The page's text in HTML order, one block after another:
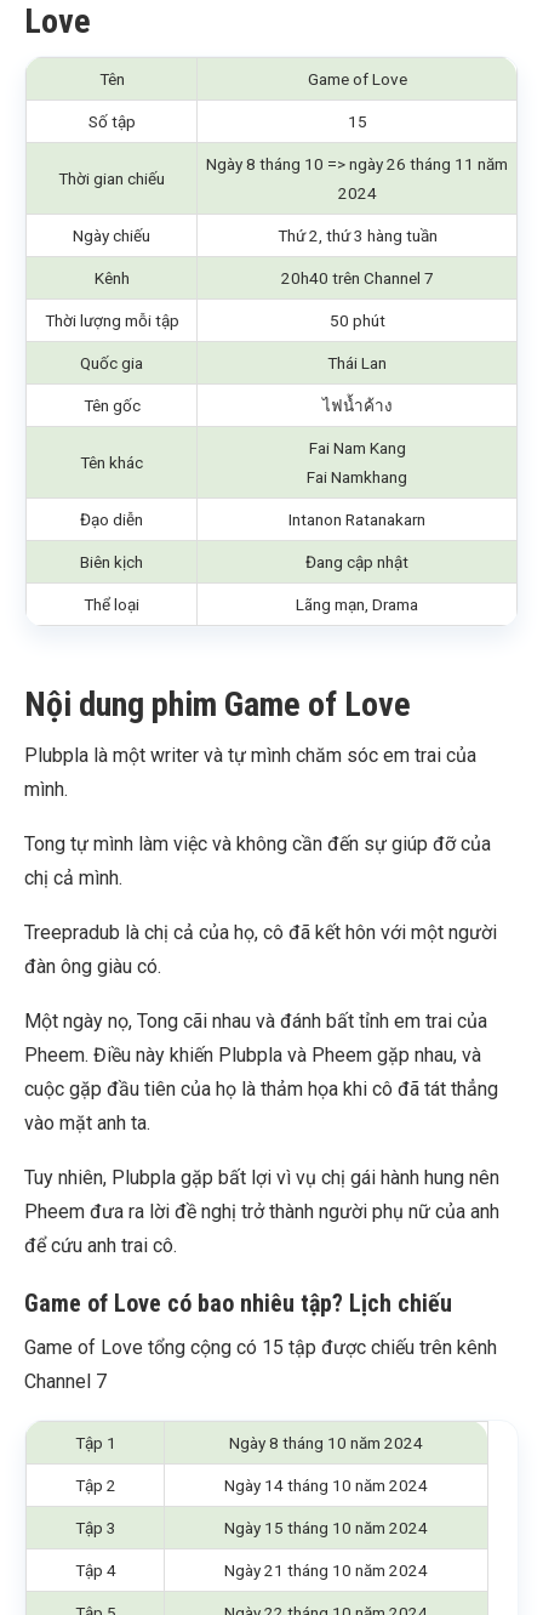
Love
Tên Game of Love
Số tập 15
Thời gian chiếu
Ngày 8 tháng 10 => ngày 26 tháng 11 năm
2024
Ngày chiếu Thứ 2, thứ 3 hàng tuần
Kênh 20h40 trên Channel 7
Thời lượng mỗi tập 50 phút
Quốc gia Thái Lan
Tên gốc ไฟน้ำค้าง
Tên khác
Fai Nam Kang
Fai Namkhang
Đạo diễn Intanon Ratanakarn
Biên kịch Đang cập nhật
Thể loại Lãng mạn, Drama
Nội dung phim Game of Love
Plubpla là một writer và tự mình chăm sóc em trai của
mình.
Tong tự mình làm việc và không cần đến sự giúp đỡ của
chị cả mình.
Treepradub là chị cả của họ, cô đã kết hôn với một người
đàn ông giàu có.
Một ngày nọ, Tong cãi nhau và đánh bất tỉnh em trai của
Pheem. Điều này khiến Plubpla và Pheem gặp nhau, và
cuộc gặp đầu tiên của họ là thảm họa khi cô đã tát thẳng
vào mặt anh ta.
Tuy nhiên, Plubpla gặp bất lợi vì vụ chị gái hành hung nên
Pheem đưa ra lời đề nghị trở thành người phụ nữ của anh
để cứu anh trai cô.
Game of Love có bao nhiêu tập? Lịch chiếu
Game of Love tổng cộng có 15 tập được chiếu trên kênh
Channel 7
Tập 1 Ngày 8 tháng 10 năm 2024
Tập 2 Ngày 14 tháng 10 năm 2024
Tập 3 Ngày 15 tháng 10 năm 2024
Tập 4 Ngày 21 tháng 10 năm 2024